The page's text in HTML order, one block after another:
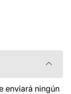
ni cancelar
de
nosotros si
el pedido,
enviará ningún